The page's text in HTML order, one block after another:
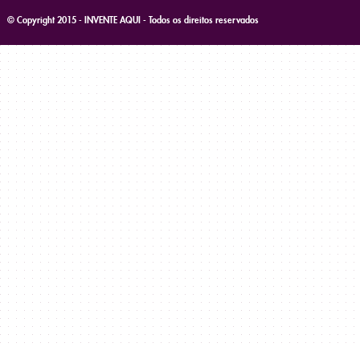
© Copyright 2015 - INVENTE AQUI - Todos os direitos reservados